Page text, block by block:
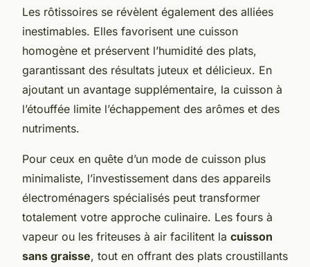
Les rôtissoires se révèlent également des alliées
inestimables. Elles favorisent une cuisson
homogène et préservent l’humidité des plats,
garantissant des résultats juteux et délicieux. En
ajoutant un avantage supplémentaire, la cuisson à
l’étouffée limite l’échappement des arômes et des
nutriments.
Pour ceux en quête d’un mode de cuisson plus
minimaliste, l’investissement dans des appareils
électroménagers spécialisés peut transformer
totalement votre approche culinaire. Les fours à
vapeur ou les friteuses à air facilitent la cuisson
sans graisse, tout en offrant des plats croustillants